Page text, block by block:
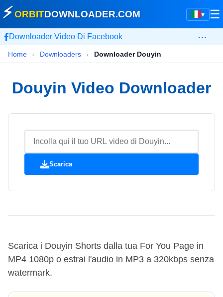
▾
⚡ORBITDOWNLOADER.COM ☰
Downloader Video Di Facebook …
Home › Downloaders › Downloader Douyin
Douyin Video Downloader
Scarica
Scarica i Douyin Shorts dalla tua For You Page in
MP4 1080p o estrai l'audio in MP3 a 320kbps senza
watermark.